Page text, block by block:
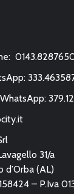
31/a
(AL)
– P.Iva